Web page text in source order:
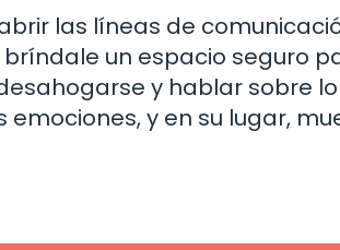
las líneas de
un espacio seguro
y hablar sobre
y en su lugar,